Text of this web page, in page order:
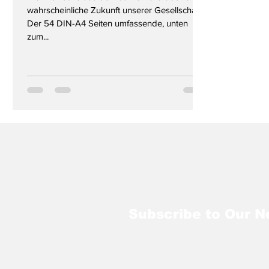
wahrscheinliche Zukunft unserer Gesellschaft
Der 54 DIN-A4 Seiten umfassende, unten
zum...